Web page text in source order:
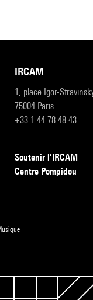
IRCAM
1, place Igor-
75004 Paris
+33 1 44 78 48 43
Soutenir l’IRCAM
Centre Pompidou